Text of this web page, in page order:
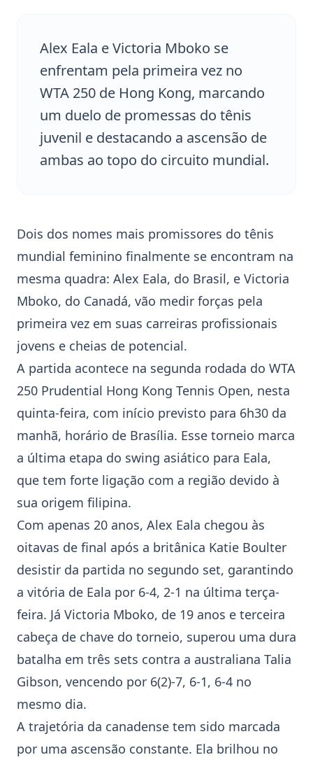
Alex Eala e Victoria Mboko se
enfrentam pela primeira vez no
WTA 250 de Hong Kong, marcando
um duelo de promessas do tênis
juvenil e destacando a ascensão de
ambas ao topo do circuito mundial.
Dois dos nomes mais promissores do tênis
mundial feminino finalmente se encontram na
mesma quadra: Alex Eala, do Brasil, e Victoria
Mboko, do Canadá, vão medir forças pela
primeira vez em suas carreiras profissionais
jovens e cheias de potencial.
A partida acontece na segunda rodada do WTA
250 Prudential Hong Kong Tennis Open, nesta
quinta-feira, com início previsto para 6h30 da
manhã, horário de Brasília. Esse torneio marca
a última etapa do swing asiático para Eala,
que tem forte ligação com a região devido à
sua origem filipina.
Com apenas 20 anos, Alex Eala chegou às
oitavas de final após a britânica Katie Boulter
desistir da partida no segundo set, garantindo
a vitória de Eala por 6-4, 2-1 na última terça-
feira. Já Victoria Mboko, de 19 anos e terceira
cabeça de chave do torneio, superou uma dura
batalha em três sets contra a australiana Talia
Gibson, vencendo por 6(2)-7, 6-1, 6-4 no
mesmo dia.
A trajetória da canadense tem sido marcada
por uma ascensão constante. Ela brilhou no